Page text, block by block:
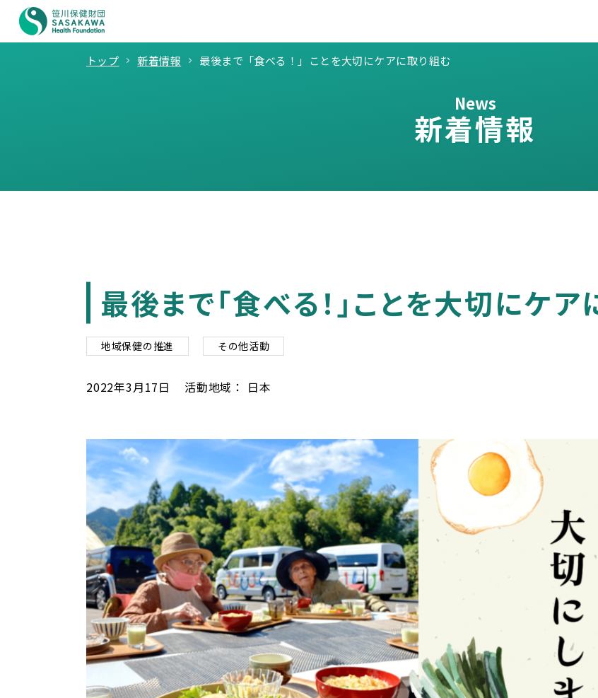
トップ 新着情報 最後まで「食べる！」ことを大切にケアに取り組む
News
新着情報
最後まで「食べる！」ことを大切にケ
地域保健の推進 その他活動
2022年3月17日 活動地域： 日本